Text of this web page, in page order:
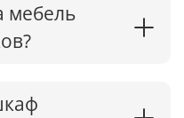
мебель